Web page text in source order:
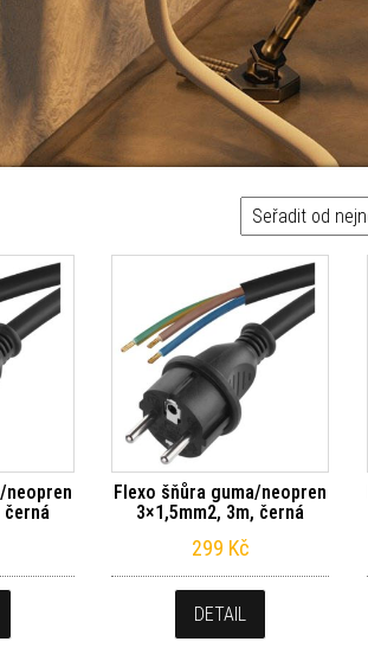
neopren
černá
Flexo šňůra guma/neopren
3×1,5mm2, 3m, černá
299 Kč
DETAIL